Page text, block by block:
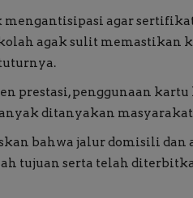
agar
agak sulit memastikan
prestasi, penggunaan
ditanyakan
bahwa jalur domisili dan
tujuan serta telah